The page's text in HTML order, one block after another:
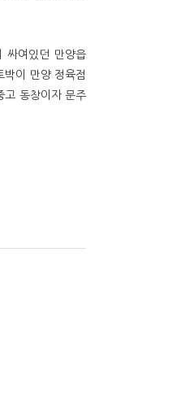
싸여있던 만양읍
박이 만양 정육점
고 동창이자 문주